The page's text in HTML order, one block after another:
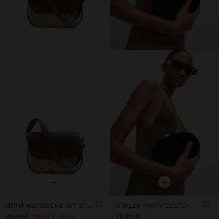
+
39,99 €
19,99 € 50%
+
OVALER PARTY-CLUTCH
29,99 €